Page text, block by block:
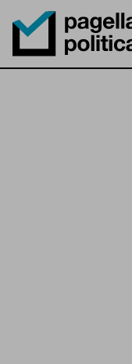
Pagella Politica Logo